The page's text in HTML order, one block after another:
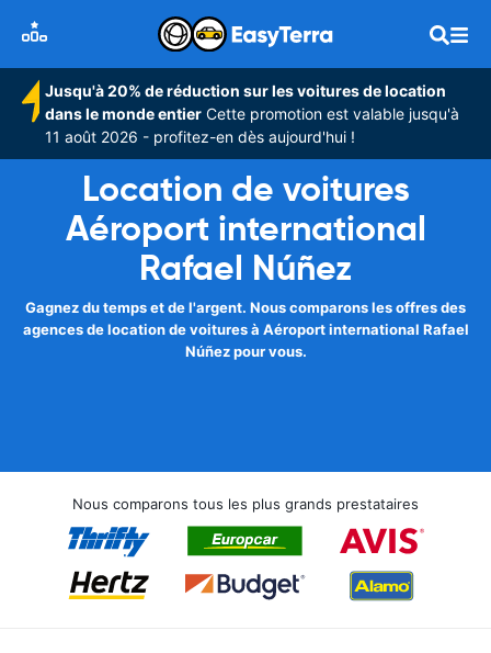
Jusqu'à 20% de réduction sur les voitures de location
dans le monde entier Cette promotion est valable jusqu'à
11 août 2026 - profitez-en dès aujourd'hui !
Location de voitures
Aéroport international
Rafael Núñez
Gagnez du temps et de l'argent. Nous comparons les offres des
agences de location de voitures à Aéroport international Rafael
Núñez pour vous.
Nous comparons tous les plus grands prestataires